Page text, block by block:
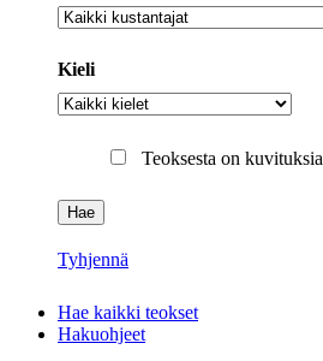
Kustantaja
Kieli
Kieli
Teoksesta on kuvituksia
Tyhjennä
Hae kaikki teokset
Hakuohjeet